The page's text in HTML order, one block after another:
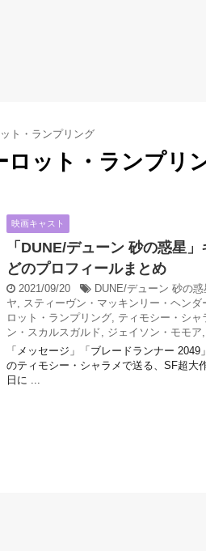
ト・ランプリング
ロット・ランプリ
映画キャスト
「DUNE/デューン 砂の惑星
どのプロフィールまとめ
2021/09/20 DUNE/デューン 砂の惑
ヤ, スティーヴン・マッキンリー・ヘンダ
ロット・ランプリング, ティモシー・シャ
ン・スカルスガルド, ジェイソン・モモア,
「メッセージ」「ブレードランナー
のティモシー・シャラメで送る、SF超大
日に ...